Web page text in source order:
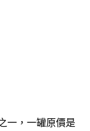
一，一罐原價是